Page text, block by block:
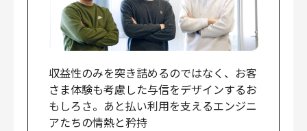
収益性のみを突き詰めるのではなく、お客
さま体験も考慮した与信をデザインするお
もしろさ。あと払い利用を支えるエンジニ
アたちの情熱と矜持